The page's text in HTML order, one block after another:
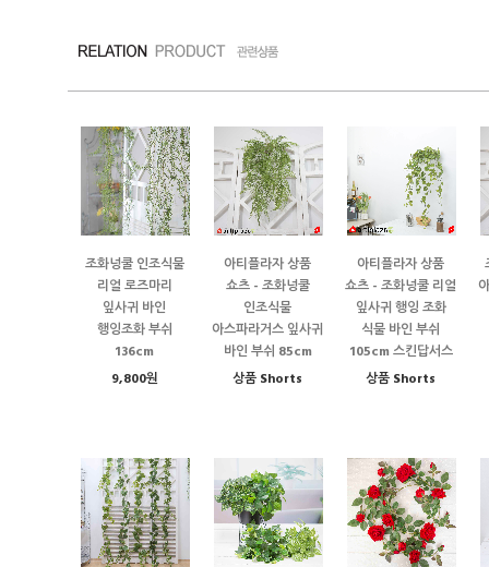
조화넝쿨 인조식물
리얼 로즈마리
잎사귀 바인
행잉조화 부쉬
136cm
9,800원
아티플라자 상품
쇼츠 - 조화넝쿨
인조식물
아스파라거스 잎사귀
바인 부쉬 85cm
상품 Shorts
아티플라자 상품
쇼츠 - 조화넝쿨 리얼
잎사귀 행잉 조화
식물 바인 부쉬
105cm 스킨답서스
상품 Shorts